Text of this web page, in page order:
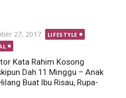
27, 2017
LIFESTYLE
Kata Rahim Kosong
Dah 11 Minggu – Anak
Buat Ibu Risau, Rupa-